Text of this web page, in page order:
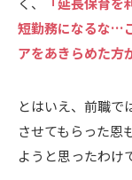
短勤務になるな…
アをあきらめた方
とはいえ、前職で
させてもらった恩
ようと思ったわけ